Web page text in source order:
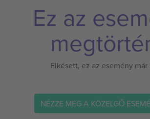
Ez az
Elkésett, ez az esemény már
NÉZZE MEG A KÖZELGŐ